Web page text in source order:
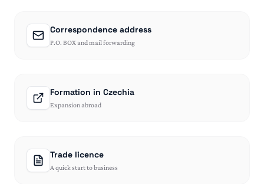
Correspondence address
P.O. BOX and mail forwarding
Formation in Czechia
Expansion abroad
Trade licence
A quick start to business